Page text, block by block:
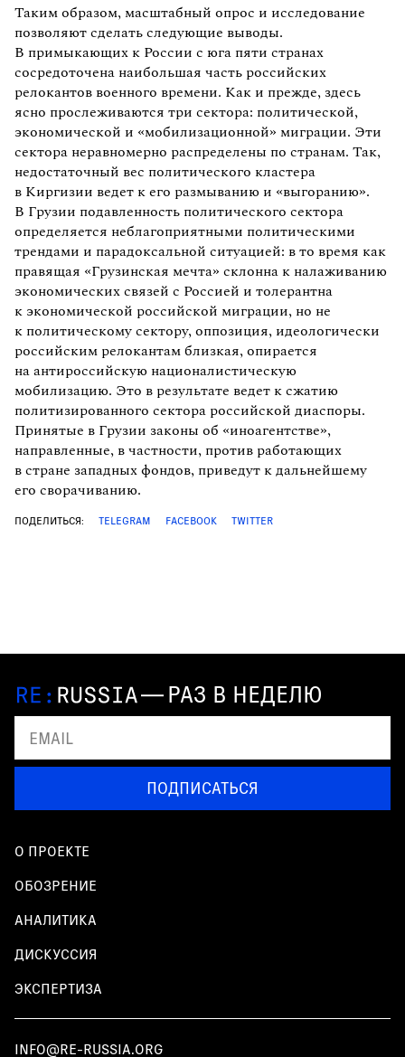
Таким образом, масштабный опрос и исследование
позволяют сделать следующие выводы.
В примыкающих к России с юга пяти странах
сосредоточена наибольшая часть российских
релокантов военного времени. Как и прежде, здесь
ясно прослеживаются три сектора: политической,
экономической и «мобилизационной» миграции. Эти
сектора неравномерно распределены по странам. Так,
недостаточный вес политического кластера
в Киргизии ведет к его размыванию и «выгоранию».
В Грузии подавленность политического сектора
определяется неблагоприятными политическими
трендами и парадоксальной ситуацией: в то время как
правящая «Грузинская мечта» склонна к налаживанию
экономических связей с Россией и толерантна
к экономической российской миграции, но не
к политическому сектору, оппозиция, идеологически
российским релокантам близкая, опирается
на антироссийскую националистическую
мобилизацию. Это в результате ведет к сжатию
политизированного сектора российской диаспоры.
Принятые в Грузии законы об «иноагентстве»,
направленные, в частности, против работающих
в стране западных фондов, приведут к дальнейшему
его сворачиванию.
ПОДЕЛИТЬСЯ: TELEGRAM FACEBOOK TWITTER
— РАЗ В НЕДЕЛЮ
ПОДПИСАТЬСЯ
О ПРОЕКТЕ
ОБОЗРЕНИЕ
АНАЛИТИКА
ДИСКУССИЯ
ЭКСПЕРТИЗА
INFO@RE-RUSSIA.ORG